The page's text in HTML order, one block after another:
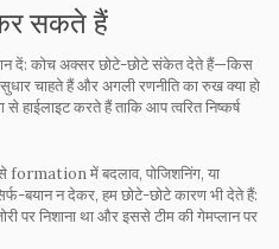
सकते हैं
दें: कोच अक्सर छोटे-छोटे संकेत देते हैं—किस
चाहते हैं और अगली रणनीति का रुख क्या हो
करते हैं ताकि आप त्वरित निष्कर्ष
formation में बदलाव, पोजिशनिंग, या
बयान न देकर, हम छोटे-छोटे कारण भी देते हैं:
पर निशाना था और इससे टीम की गेमप्लान पर